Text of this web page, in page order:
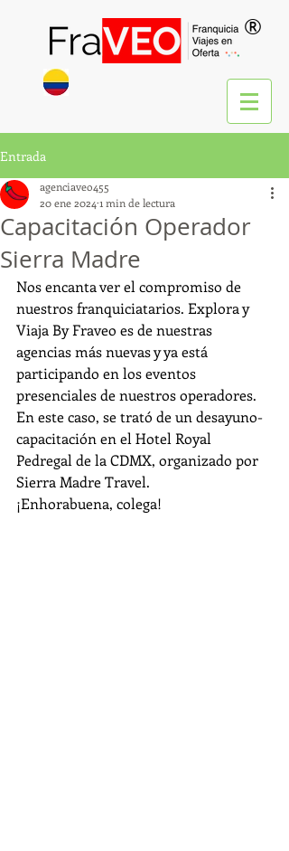
®
Entrada
Capacitación Operador
Sierra Madre
agenciaveo455
20 ene 2024 1 min de lectura
Nos encanta ver el compromiso de
nuestros franquiciatarios. Explora y
Viaja By Fraveo es de nuestras
agencias más nuevas y ya está
participando en los eventos
presenciales de nuestros operadores.
En este caso, se trató de un desayuno-
capacitación en el Hotel Royal
Pedregal de la CDMX, organizado por
Sierra Madre Travel.
¡Enhorabuena, colega!